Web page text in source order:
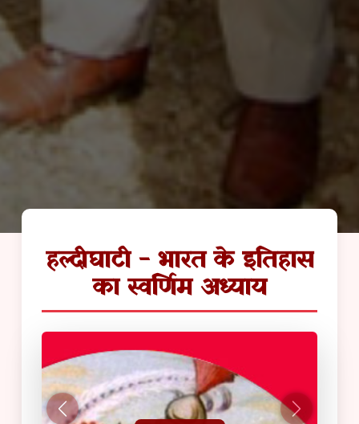
हल्दीघाटी - भारत के इतिहास
का स्वर्णिम अध्याय